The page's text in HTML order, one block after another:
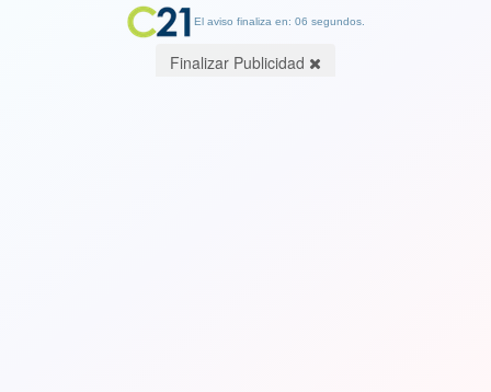
El aviso finaliza en: 06 segundos.
Finalizar Publicidad